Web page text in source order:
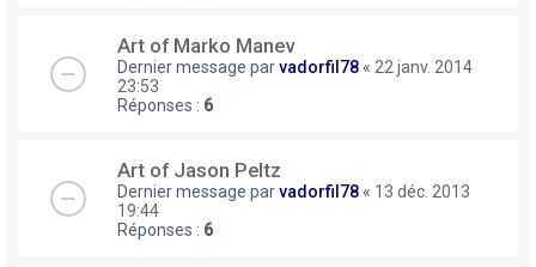
Art of Marko Manev
Dernier message parvadorfil78 « 22 janv. 2014
23:53
Réponses : 6
Art of Jason Peltz
Dernier message parvadorfil78 « 13 déc. 2013
19:44
Réponses : 6